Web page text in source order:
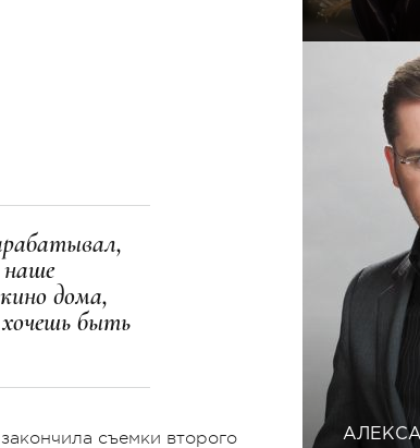
наше
дома,
быть
съемки второго